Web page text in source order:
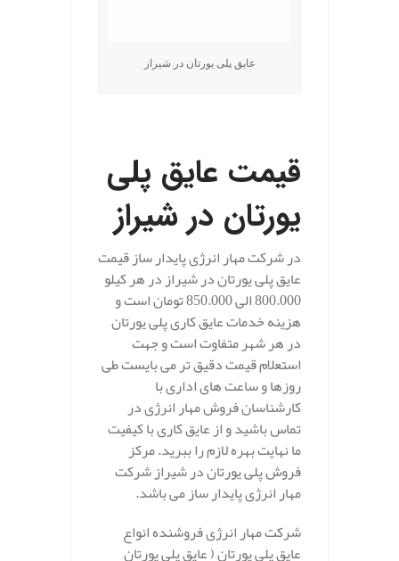
عایق پلی یورتان در شیراز
قیمت عایق پلی
یورتان در شیراز
در شرکت مهار انرژی پایدار ساز قیمت
عایق پلی یورتان در شیراز در هر کیلو
800.000 الی 850.000 تومان است و
هزینه خدمات عایق کاری پلی یورتان
در هر شهر متفاوت است و جهت
استعلام قیمت دقیق تر می بایست طی
روزها و ساعت های اداری با
کارشناسان فروش مهار انرژی در
تماس باشید و از عایق کاری با کیفیت
ما نهایت بهره لازم را ببرید. مرکز
فروش پلی یورتان در شیراز شرکت
مهار انرژی پایدار ساز می باشد.
شرکت مهار انرژی فروشنده انواع
عایق پلی یورتان ( عایق پلی یورتان